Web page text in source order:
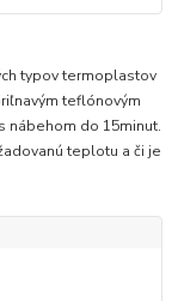
typov termoplastov
teflónovým
nábehom do 15minut.
teplotu a či je